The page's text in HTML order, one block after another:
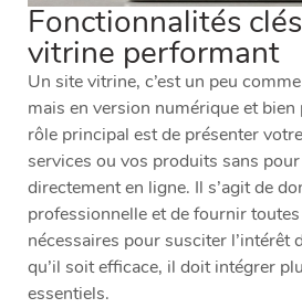
Fonctionnalités
vitrine performant
Un site vitrine, c’est un peu
mais en version numérique et
rôle principal est de présenter
services ou vos produits sans
directement en ligne. Il s’agit de
professionnelle et de fournir
nécessaires pour susciter l’intérêt
qu’il soit efficace, il doit intégrer
essentiels.